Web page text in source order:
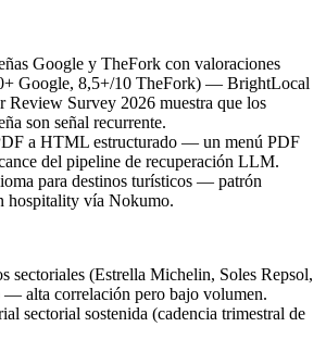
Google y TheFork con valoraciones
Google, 8,5+/10 TheFork) — BrightLocal
Review Survey 2026 muestra que los
son señal recurrente.
a HTML estructurado — un menú PDF
del pipeline de recuperación LLM.
para destinos turísticos — patrón
hospitality vía Nokumo.
sectoriales (Estrella Michelin, Soles Repsol,
alta correlación pero bajo volumen.
sectorial sostenida (cadencia trimestral de